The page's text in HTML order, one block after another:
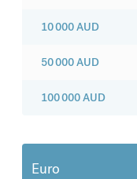
10 000AUD
50 000AUD
100 000AUD
Euro